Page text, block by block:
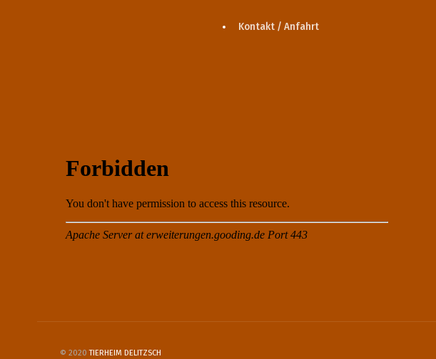
Kontakt / Anfahrt
© 2020 TIERHEIM DELITZSCH